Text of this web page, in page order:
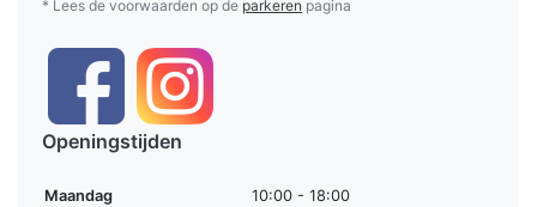
* Lees de voorwaarden op de parkeren pagina
Openingstijden
Maandag 10:00 - 18:00